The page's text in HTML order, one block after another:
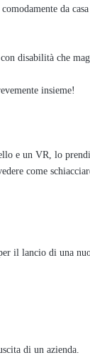
da
disabilità che
insieme!
e un VR, lo
come
il lancio di una
di un azienda.